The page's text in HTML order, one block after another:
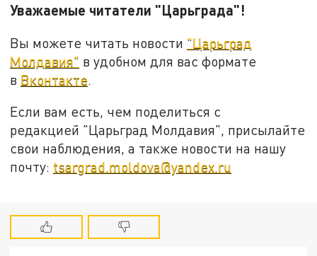
Уважаемые читатели "Царьграда"!
Вы можете читать новости "Царьград
Молдавия" в удобном для вас формате
в Вконтакте.
Если вам есть, чем поделиться с
редакцией "Царьград Молдавия", присылайте
свои наблюдения, а также новости на нашу
почту: tsargrad.moldova@yandex.ru